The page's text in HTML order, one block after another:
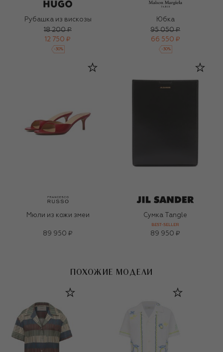
Рубашка из вискозы
18 200 ₽
12 750 ₽
-30%
Юбка
95 050 ₽
66 550 ₽
-30%
Мюли из кожи змеи
89 950 ₽
Сумка Tangle
BEST-SELLER
89 950 ₽
ПОХОЖИЕ МОДЕЛИ